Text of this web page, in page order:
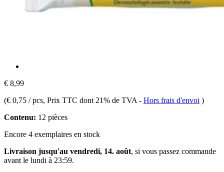
€ 8,99
(€ 0,75 / pcs, Prix TTC dont 21% de TVA - Hors frais d'envoi )
Contenu: 12 pièces
Encore 4 exemplaires en stock
Livraison jusqu'au vendredi, 14. août, si vous passez commande
avant le lundi à 23:59.